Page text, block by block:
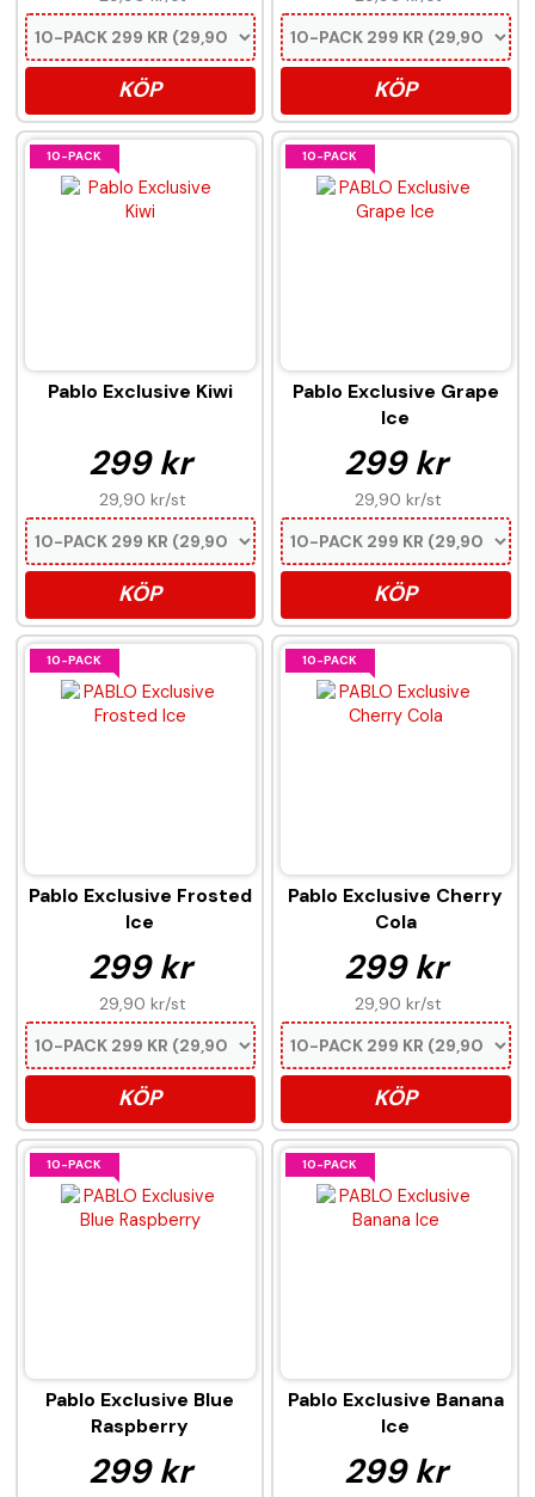
KÖP KÖP
10-PACK
Pablo Exclusive Kiwi
299 kr
29,90 kr/st
KÖP
10-PACK
Pablo Exclusive Grape
Ice
299 kr
29,90 kr/st
KÖP
10-PACK
Pablo Exclusive Frosted
Ice
299 kr
29,90 kr/st
KÖP
10-PACK
Pablo Exclusive Cherry
Cola
299 kr
29,90 kr/st
KÖP
10-PACK
Pablo Exclusive Blue
Raspberry
299 kr
10-PACK
Pablo Exclusive Banana
Ice
299 kr